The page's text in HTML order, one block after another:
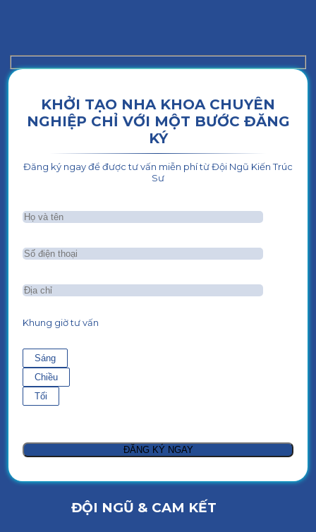
KHỞI TẠO NHA KHOA CHUYÊN
NGHIỆP CHỈ VỚI MỘT BƯỚC ĐĂNG
KÝ
Đăng ký ngay để được tư vấn miễn phí từ Đội Ngũ Kiến Trúc
Sư
Khung giờ tư vấn
Sáng
Chiều
Tối
ĐỘI NGŨ & CAM KẾT